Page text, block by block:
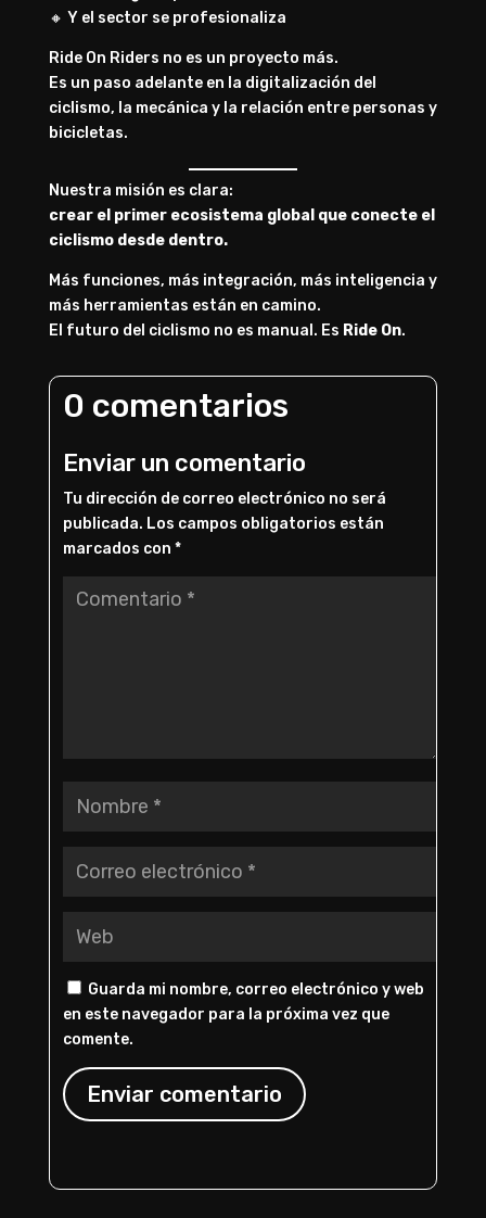
🔸 Y el sector se profesionaliza
Ride On Riders no es un proyecto más.
Es un paso adelante en la digitalización del
ciclismo, la mecánica y la relación entre personas y
bicicletas.
Nuestra misión es clara:
crear el primer ecosistema global que conecte el
ciclismo desde dentro.
Más funciones, más integración, más inteligencia y
más herramientas están en camino.
El futuro del ciclismo no es manual. Es Ride On.
0 comentarios
Enviar un comentario
Tu dirección de correo electrónico no será
publicada. Los campos obligatorios están
marcados con *
Guarda mi nombre, correo electrónico y web
en este navegador para la próxima vez que
comente.
Enviar comentario